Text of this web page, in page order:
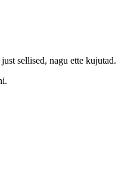
sellised, nagu ette kujutad.